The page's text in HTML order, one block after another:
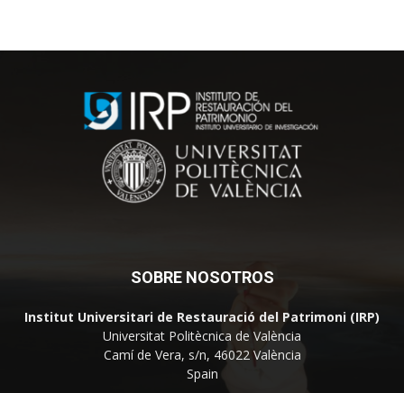
SOBRE NOSOTROS
Institut Universitari de Restauració del Patrimoni (IRP)
Universitat Politècnica de València
Camí de Vera, s/n, 46022 València
Spain